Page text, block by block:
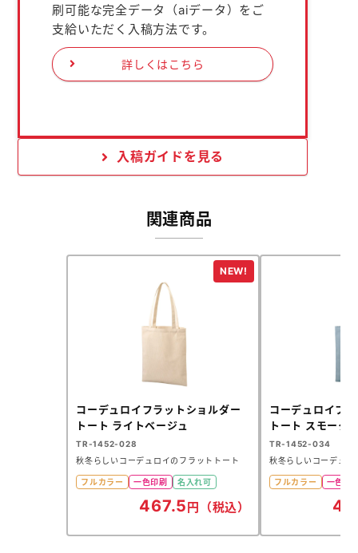
刷可能な完全データ（aiデータ）をご
支給いただく入稿方法です。
詳しくはこちら
入稿ガイドを見る
関連商品
コーデュロイフラットショルダー
トート ライトベージュ
TR-1452-028
秋冬らしいコーデュロイのフラットトート
フルカラー 一色印刷 名入れ可
467.5 円（税込）
コーデュロイフ
トート スモーク
TR-1452-034
秋冬らしいコーデュ
フルカラー 一色印